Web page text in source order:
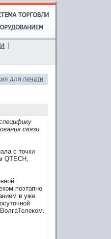
для печати
связи
с точки
QTECH,
поэтапно
в уже